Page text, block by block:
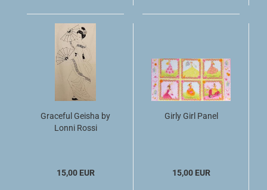
Graceful Geisha by
Lonni Rossi
15,00 EUR
Girly Girl Panel
15,00 EUR